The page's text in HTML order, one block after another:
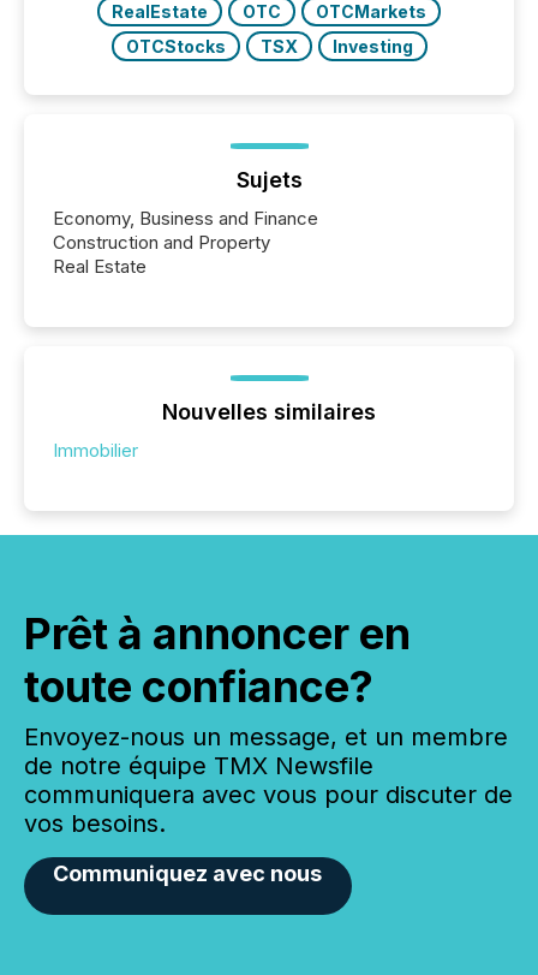
RealEstate OTC
OTCMarkets
OTCStocks
TSX Investing
Sujets
Economy, Business and Finance
Construction and Property
Real Estate
Nouvelles similaires
Immobilier
Prêt à annoncer en
toute confiance?
Envoyez-nous un message, et un membre
de notre équipe TMX Newsfile
communiquera avec vous pour discuter de
vos besoins.
Communiquez avec nous